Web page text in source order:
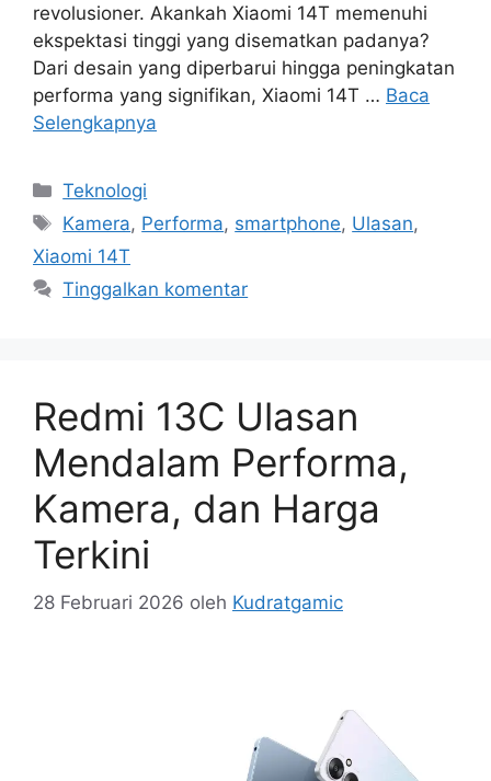
revolusioner. Akankah Xiaomi 14T memenuhi
ekspektasi tinggi yang disematkan padanya?
Dari desain yang diperbarui hingga peningkatan
performa yang signifikan, Xiaomi 14T … Baca
Selengkapnya
Kategori
Teknologi
Tag
Kamera, Performa, smartphone, Ulasan,
Xiaomi 14T
Tinggalkan komentar
Redmi 13C Ulasan
Mendalam Performa,
Kamera, dan Harga
Terkini
28 Februari 2026 oleh Kudratgamic